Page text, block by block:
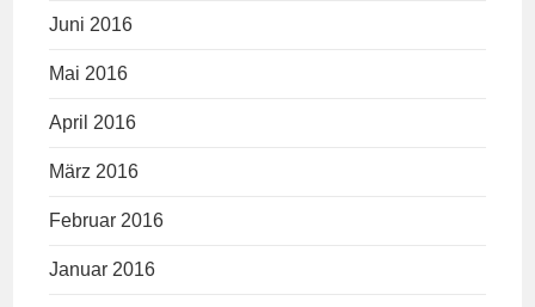
Juni 2016
Mai 2016
April 2016
März 2016
Februar 2016
Januar 2016